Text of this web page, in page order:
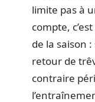
limite pas à
compte,
de la saison
retour de
contraire